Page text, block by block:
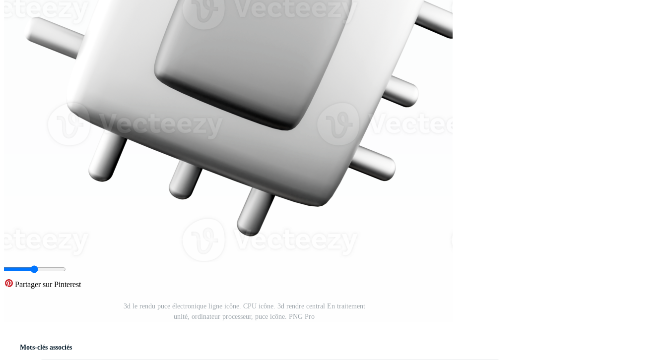
Partager sur Pinterest
3d le rendu puce électronique ligne icône. CPU icône. 3d rendre central En traitement
unité, ordinateur processeur, puce icône. PNG Pro
Mots-clés associés